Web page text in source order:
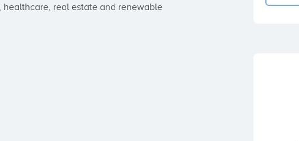
real estate and renewable